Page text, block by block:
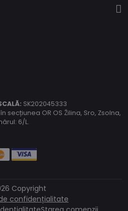
SK202045333
OR OS Žilina, Sro, Zsolna,
6/L.
Copyright
confidențialitate